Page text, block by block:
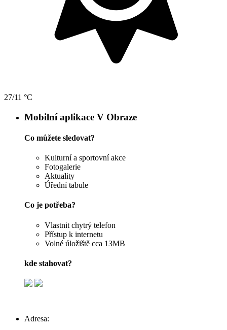
27/11 °C
Mobilní aplikace V Obraze
Co můžete sledovat?
Kulturní a sportovní akce
Fotogalerie
Aktuality
Úřední tabule
Co je potřeba?
Vlastnit chytrý telefon
Přístup k internetu
Volné úložiště cca 13MB
kde stahovat?
Adresa: